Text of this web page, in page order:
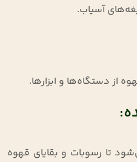
آسیاب.
از دستگاه‌ها و ابزارها.
تا رسوبات و بقایای قهوه